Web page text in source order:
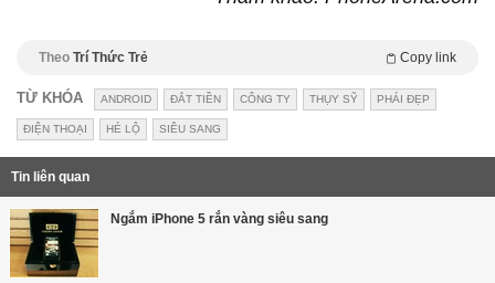
Theo Trí Thức Trẻ Copy link
TỪ KHÓA ANDROID ĐẮT TIỀN CÔNG TY THỤY SỸ PHÁI ĐẸP
ĐIỆN THOẠI HÉ LỘ SIÊU SANG
Tin liên quan
Ngắm iPhone 5 rắn vàng siêu sang